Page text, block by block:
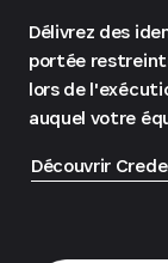
Délivrez des
portée
lors de
auquel votre
Découvrir